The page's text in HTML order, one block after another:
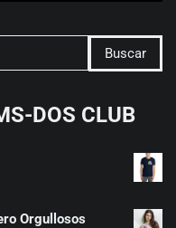
DOS CLUB
Orgullosos